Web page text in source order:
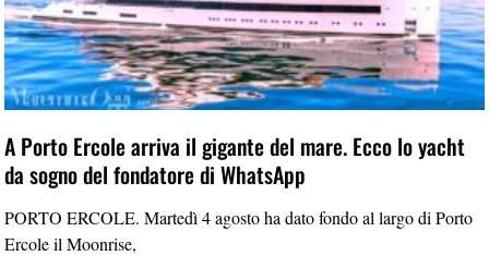
A Porto Ercole arriva il gigante del mare. Ecco lo yacht
da sogno del fondatore di WhatsApp
PORTO ERCOLE. Martedì 4 agosto ha dato fondo al largo di Porto
Ercole il Moonrise,